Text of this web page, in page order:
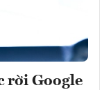
rời Google